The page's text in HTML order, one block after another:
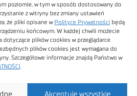
poziomie, w tym w sposób dostosowany do
z witryny bez zmiany ustawień
że pliki opisane w Polityce Prywatności będą
końcowym. W każdej chwili możecie
dotyczące plików cookies w przeglądarce
plików cookies jest wymagana do
Szczegółowe informacje znajdą Państwo w
Akceptuję wszystkie